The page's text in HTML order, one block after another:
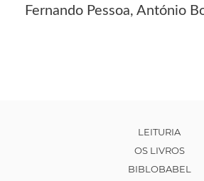
Fernando Pessoa, António
LEITURIA
OS LIVROS
BIBLOBABEL